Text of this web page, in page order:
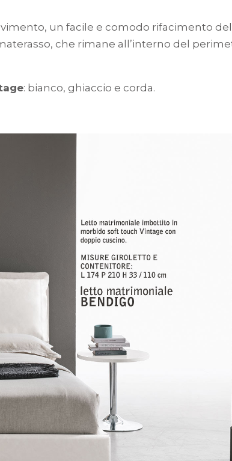
un facile e comodo rifacimento
che rimane all’interno del
: bianco, ghiaccio e corda.